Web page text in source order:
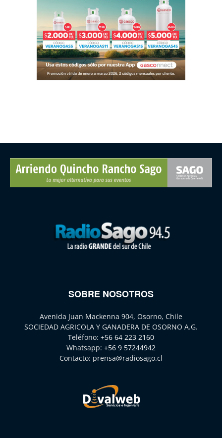
SOBRE NOSOTROS
Avenida Juan Mackenna 904, Osorno, Chile
SOCIEDAD AGRICOLA Y GANADERA DE OSORNO A.G.
Teléfono: +56 64 223 2160
Whatsapp: +56 9 57244942
Contacto: prensa@radiosago.cl